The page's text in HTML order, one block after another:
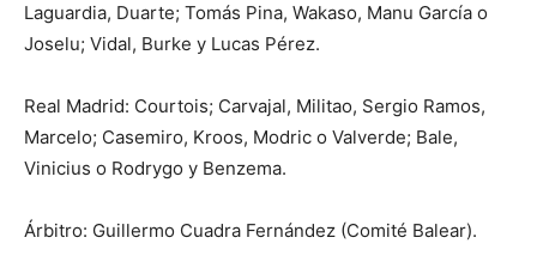
Laguardia, Duarte; Tomás Pina, Wakaso, Manu García o
Joselu; Vidal, Burke y Lucas Pérez.
Real Madrid: Courtois; Carvajal, Militao, Sergio Ramos,
Marcelo; Casemiro, Kroos, Modric o Valverde; Bale,
Vinicius o Rodrygo y Benzema.
Árbitro: Guillermo Cuadra Fernández (Comité Balear).